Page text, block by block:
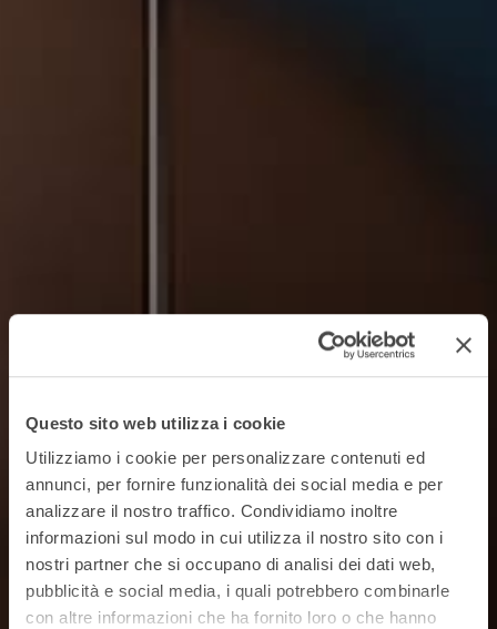
Questo sito web utilizza i cookie
Utilizziamo i cookie per personalizzare contenuti ed
annunci, per fornire funzionalità dei social media e per
analizzare il nostro traffico. Condividiamo inoltre
informazioni sul modo in cui utilizza il nostro sito con i
nostri partner che si occupano di analisi dei dati web,
pubblicità e social media, i quali potrebbero combinarle
con altre informazioni che ha fornito loro o che hanno
Garantisci sicurezza e
conformità normativa
fin dal primo ingresso